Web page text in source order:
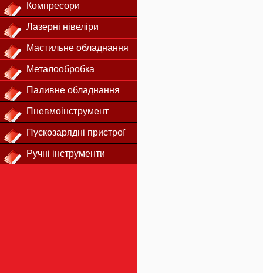
Компресори
Лазерні нівеліри
Мастильне обладнання
Металообробка
Паливне обладнання
Пневмоінструмент
Пускозарядні пристрої
Ручні інструменти